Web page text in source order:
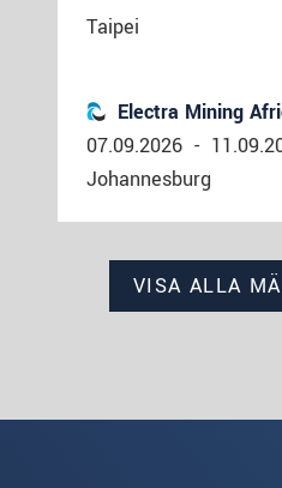
Taipei
Electra Mining
07.09.2026 -
Johannesburg
VISA ALLA